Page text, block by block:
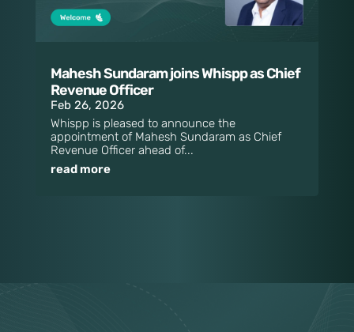
Mahesh Sundaram joins Whispp as Chief
Revenue Officer
Feb 26, 2026
Whispp is pleased to announce the
appointment of Mahesh Sundaram as Chief
Revenue Officer ahead of...
read more